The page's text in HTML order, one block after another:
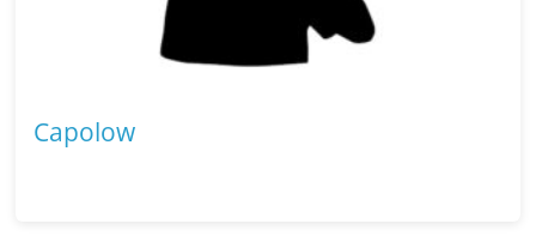
Capolow